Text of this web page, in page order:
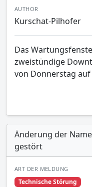
AUTHOR
Kurschat-Pilhofer
Das
zweistündige
von Donnerstag
Änderung der
gestört
ART DER MELDUNG
Technische Störung